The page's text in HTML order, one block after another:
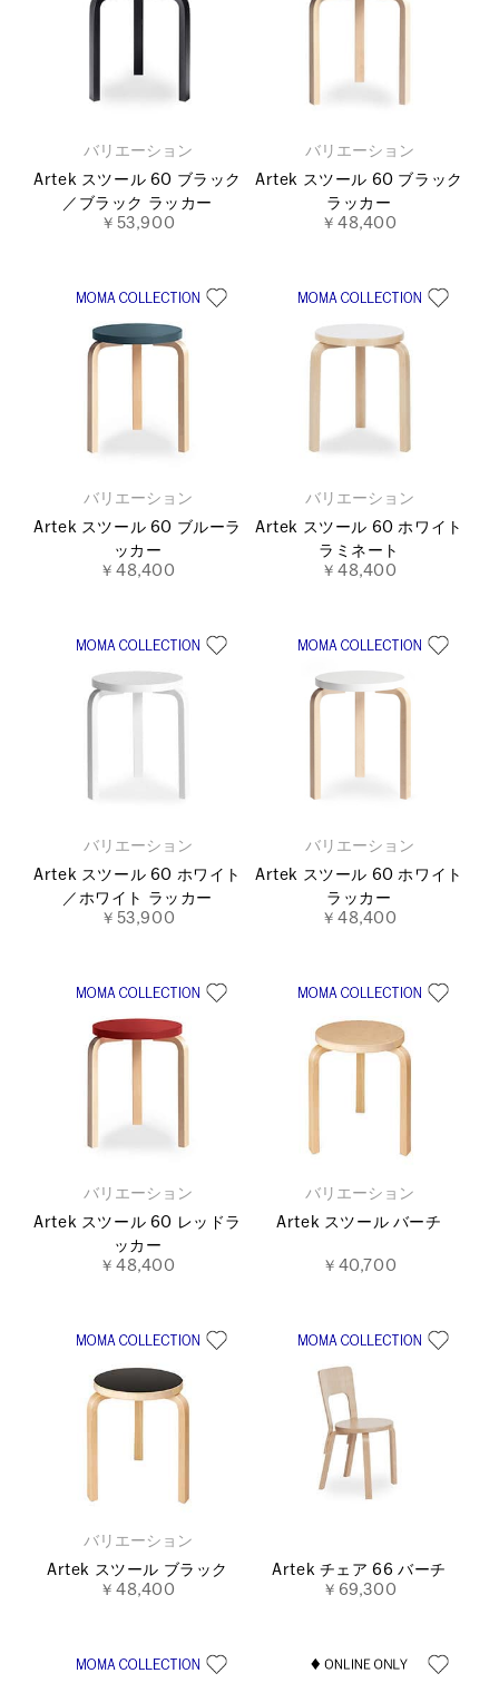
バリエーション
Artek スツール 60 ブラック
／ブラック ラッカー
￥53,900
バリエーション
Artek スツール 60 ブラック
ラッカー
￥48,400
バリエーション
Artek スツール 60 ブルーラ
ッカー
￥48,400
バリエーション
Artek スツール 60 ホワイト
ラミネート
￥48,400
バリエーション
Artek スツール 60 ホワイト
／ホワイト ラッカー
￥53,900
バリエーション
Artek スツール 60 ホワイト
ラッカー
￥48,400
バリエーション
Artek スツール 60 レッドラ
ッカー
￥48,400
バリエーション
Artek スツール バーチ
￥40,700
バリエーション
Artek スツール ブラック
￥48,400
Artek チェア 66 バーチ
￥69,300